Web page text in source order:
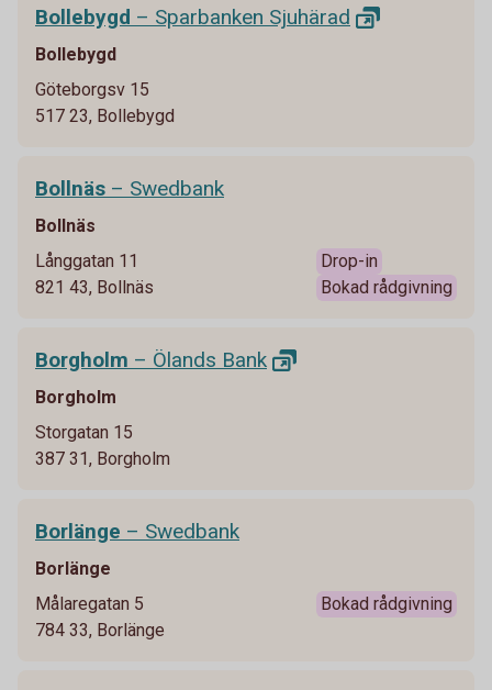
Bollebygd – Sparbanken Sjuhärad
Bollebygd
Göteborgsv 15
517 23, Bollebygd
Bollnäs – Swedbank
Bollnäs
Långgatan 11
821 43, Bollnäs
Drop-in
Bokad rådgivning
Borgholm – Ölands Bank
Borgholm
Storgatan 15
387 31, Borgholm
Borlänge – Swedbank
Borlänge
Målaregatan 5
784 33, Borlänge
Bokad rådgivning